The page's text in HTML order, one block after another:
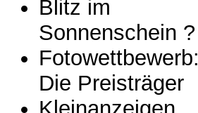
Blitz im
Sonnenschein ?
Fotowettbewerb:
Die Preisträger